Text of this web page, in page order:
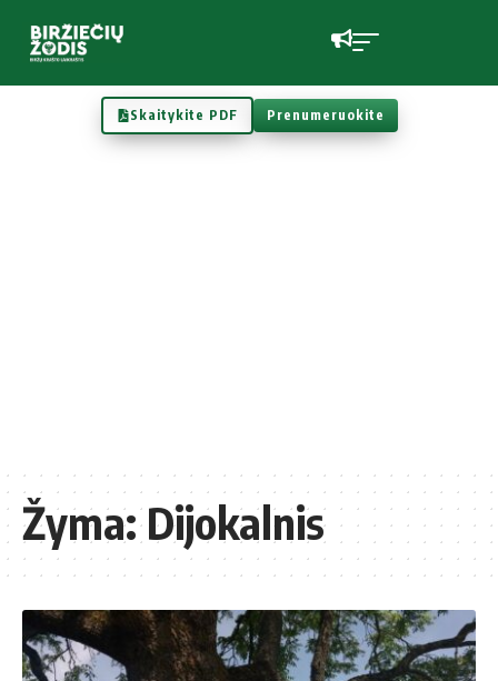
Skaitykite PDF Prenumeruokite
Žyma:Dijokalnis